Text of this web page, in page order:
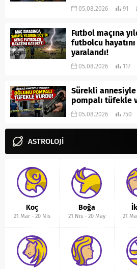
05.08.2026 91
Futbol maçına
futbolcu
yaralandı!
05.08.2026 117
Sürekli
pompalı tüfekle
05.08.2026 750
ASTROLOJİ
Koç
21 Mar -20 Nis
Boğa
21 Nis- 20 May 21